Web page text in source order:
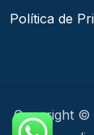
Política de
Copyright ©